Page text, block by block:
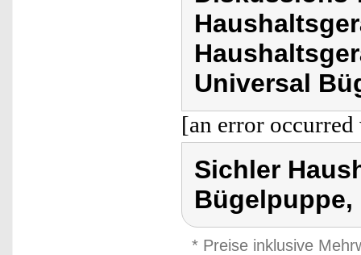
Universal
[an error
Sichler
* Preise inklusive